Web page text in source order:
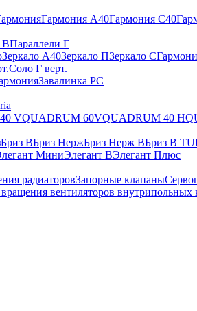
Гармония А40Гармония С40
ВПараллели Г
Зеркало А40Зеркало ПЗеркало С
Соло Г верт.
Завалинка РС
VQUADRUM 60VQUADRUM 40 H
Бриз ВБриз НержБриз Нерж ВБриз В
МиниЭлегант ВЭлегант Плюс
радиаторовЗапорные клапаны
вращения вентиляторов внутрипольных